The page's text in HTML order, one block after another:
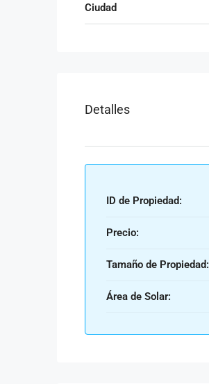
Ciudad
Detalles
ID de Propiedad:
Precio:
Tamaño de Propiedad:
Área de Solar: